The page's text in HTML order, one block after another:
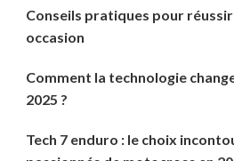
Conseils pratiques pour
occasion
Comment la technologie
2025 ?
Tech 7 enduro : le choix